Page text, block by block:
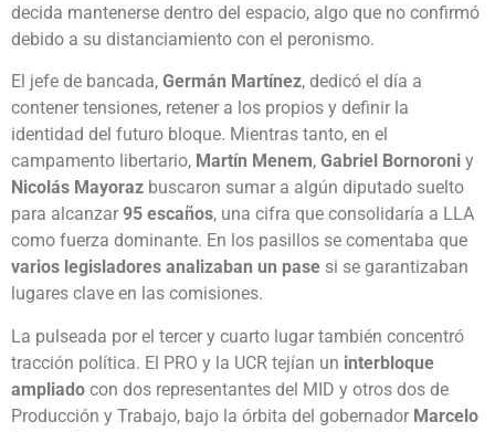
decida mantenerse dentro del espacio, algo que no confirmó
debido a su distanciamiento con el peronismo.
El jefe de bancada, Germán Martínez, dedicó el día a
contener tensiones, retener a los propios y definir la
identidad del futuro bloque. Mientras tanto, en el
campamento libertario, Martín Menem, Gabriel Bornoroni y
Nicolás Mayoraz buscaron sumar a algún diputado suelto
para alcanzar 95 escaños, una cifra que consolidaría a LLA
como fuerza dominante. En los pasillos se comentaba que
varios legisladores analizaban un pase si se garantizaban
lugares clave en las comisiones.
La pulseada por el tercer y cuarto lugar también concentró
tracción política. El PRO y la UCR tejían un interbloque
ampliado con dos representantes del MID y otros dos de
Producción y Trabajo, bajo la órbita del gobernador Marcelo